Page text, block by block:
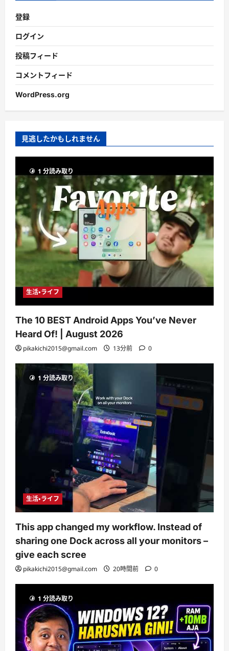
登録
ログイン
投稿フィード
コメントフィード
WordPress.org
見逃したかもしれません
1 分読み取り
生活・ライフ
The 10 BEST Android Apps You’ve Never
Heard Of! | August 2026
pikakichi2015@gmail.com 13分前 0
1 分読み取り
生活・ライフ
This app changed my workflow. Instead of
sharing one Dock across all your monitors –
give each scree
pikakichi2015@gmail.com 20時間前 0
1 分読み取り